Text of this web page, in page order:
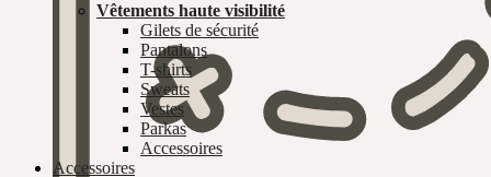
Vêtements haute visibilité
Gilets de sécurité
Pantalons
T-shirts
Sweats
Vestes
Parkas
Accessoires
Accessoires